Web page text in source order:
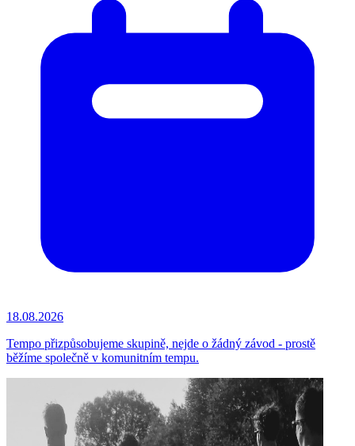
18.08.2026
Tempo přizpůsobujeme skupině, nejde o žádný závod - prostě
běžíme společně v komunitním tempu.